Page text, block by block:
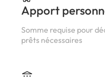
Apport
Somme requise pour
prêts nécessaires